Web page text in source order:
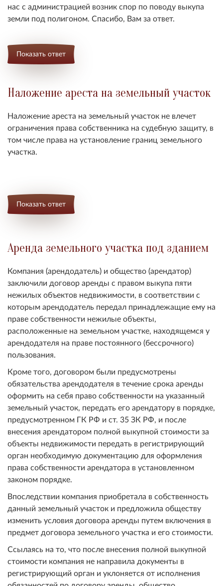
нас с администрацией возник спор по поводу выкупа
земли под полигоном. Спасибо, Вам за ответ.
Показать ответ
Наложение ареста на земельный участок
Наложение ареста на земельный участок не влечет
ограничения права собственника на судебную защиту, в
том числе права на установление границ земельного
участка.
Показать ответ
Аренда земельного участка под зданием
Компания (арендодатель) и общество (арендатор)
заключили договор аренды с правом выкупа пяти
нежилых объектов недвижимости, в соответствии с
которым арендодатель передал принадлежащие ему на
праве собственности нежилые объекты,
расположенные на земельном участке, находящемся у
арендодателя на праве постоянного (бессрочного)
пользования.
Кроме того, договором были предусмотрены
обязательства арендодателя в течение срока аренды
оформить на себя право собственности на указанный
земельный участок, передать его арендатору в порядке,
предусмотренном ГК РФ и ст. 35 ЗК РФ, и после
внесения арендатором полной выкупной стоимости за
объекты недвижимости передать в регистрирующий
орган необходимую документацию для оформления
права собственности арендатора в установленном
законом порядке.
Впоследствии компания приобретала в собственность
данный земельный участок и предложила обществу
изменить условия договора аренды путем включения в
предмет договора земельного участка и его стоимости.
Ссылаясь на то, что после внесения полной выкупной
стоимости компания не направила документы в
регистрирующий орган и уклоняется от исполнения